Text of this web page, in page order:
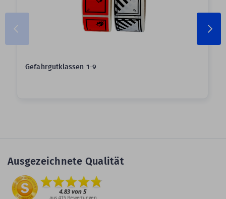
Gefahrgutklassen 1-9
Ausgezeichnete Qualität